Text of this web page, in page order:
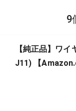
9
【純正品】ワ
J11) 【